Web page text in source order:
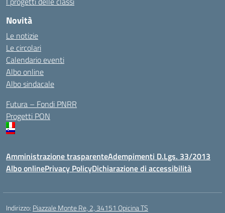
Novità
Le notizie
Le circolari
Calendario eventi
Albo online
Albo sindacale
Futura – Fondi PNRR
Progetti PON
Amministrazione trasparenteAdempimenti D.Lgs. 33/2013
Albo onlinePrivacy PolicyDichiarazione di accessibilità
Indirizzo: Piazzale Monte Re, 2, 34151 Opicina TS